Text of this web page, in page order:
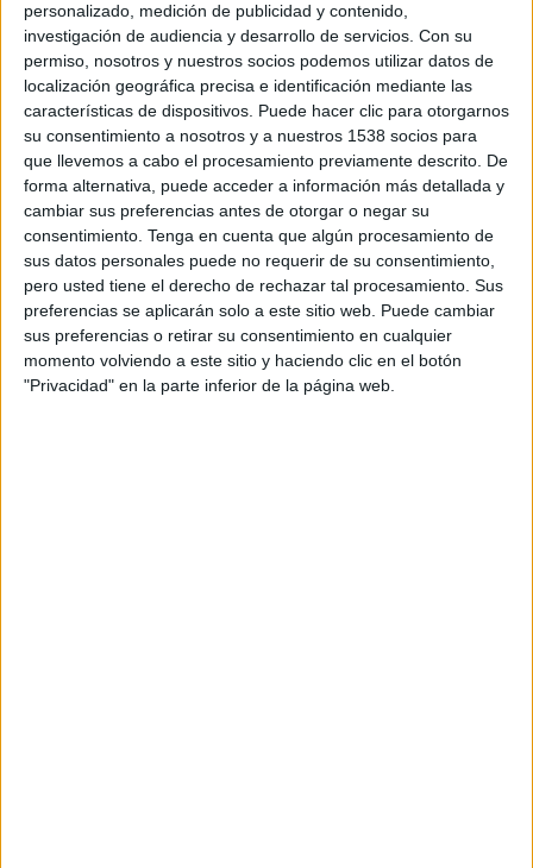
personalizado, medición de publicidad y contenido,
investigación de audiencia y desarrollo de servicios. Con su
permiso, nosotros y nuestros socios podemos utilizar datos de
localización geográfica precisa e identificación mediante las
características de dispositivos. Puede hacer clic para otorgarnos
su consentimiento a nosotros y a nuestros 1538 socios para
que llevemos a cabo el procesamiento previamente descrito. De
forma alternativa, puede acceder a información más detallada y
cambiar sus preferencias antes de otorgar o negar su
consentimiento. Tenga en cuenta que algún procesamiento de
sus datos personales puede no requerir de su consentimiento,
pero usted tiene el derecho de rechazar tal procesamiento. Sus
preferencias se aplicarán solo a este sitio web. Puede cambiar
sus preferencias o retirar su consentimiento en cualquier
momento volviendo a este sitio y haciendo clic en el botón
"Privacidad" en la parte inferior de la página web.
dificultarà el seu procés de reeducació i
reinserció dins la societat. "És possible que el
tancament del centre gironí suposi que, d'aquí
uns anys, hi hagi més delinqüents lliures pel
carrer", ha explicat el formador. Segons
Vilarasa, el trasllat dels interns de Girona a
d'altres centres suposarà la massificació dels
equipaments on siguin reubicats. "Els centres es
convertiran en presons per a joves", ha
lamentat l'educador.